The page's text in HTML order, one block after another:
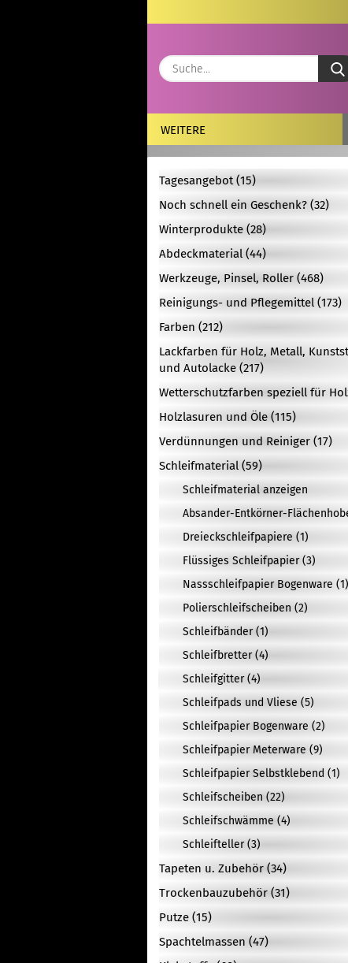
WEITERE
Tagesangebot (15)
Noch schnell ein Geschenk? (32)
Winterprodukte (28)
Abdeckmaterial (44)
Werkzeuge, Pinsel, Roller (468)
Reinigungs- und Pflegemittel (173)
Farben (212)
Lackfarben für Holz, Metall,
und Autolacke (217)
Wetterschutzfarben speziell für
Holzlasuren und Öle (115)
Verdünnungen und Reiniger (17)
Schleifmaterial (59)
Schleifmaterial anzeigen
Absander-Entkörner-
Dreieckschleifpapiere (1)
Flüssiges Schleifpapier (3)
Nassschleifpapier Bogenware (1)
Polierschleifscheiben (2)
Schleifbänder (1)
Schleifbretter (4)
Schleifgitter (4)
Schleifpads und Vliese (5)
Schleifpapier Bogenware (2)
Schleifpapier Meterware (9)
Schleifpapier Selbstklebend (1)
Schleifscheiben (22)
Schleifschwämme (4)
Schleifteller (3)
Tapeten u. Zubehör (34)
Trockenbauzubehör (31)
Putze (15)
Spachtelmassen (47)